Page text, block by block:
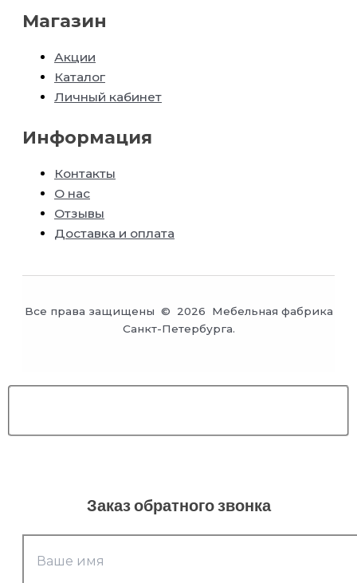
Магазин
Акции
Каталог
Личный кабинет
Информация
Контакты
О нас
Отзывы
Доставка и оплата
Все права защищены © 2026 Мебельная фабрика
Санкт-Петербурга.
Заказ обратного звонка